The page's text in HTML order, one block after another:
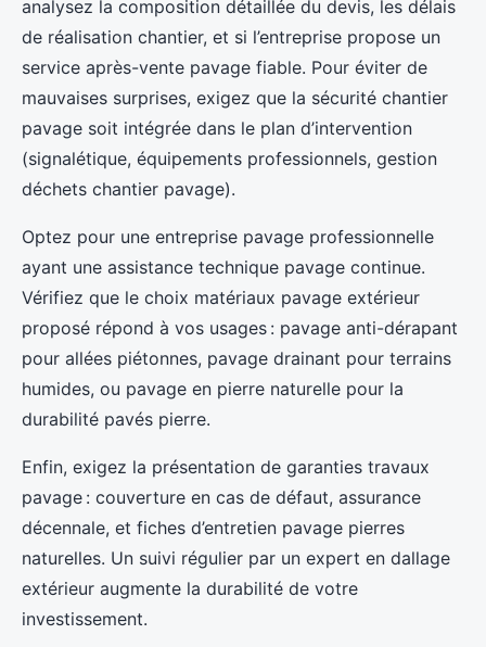
analysez la composition détaillée du devis, les délais
de réalisation chantier, et si l’entreprise propose un
service après-vente pavage fiable. Pour éviter de
mauvaises surprises, exigez que la sécurité chantier
pavage soit intégrée dans le plan d’intervention
(signalétique, équipements professionnels, gestion
déchets chantier pavage).
Optez pour une entreprise pavage professionnelle
ayant une assistance technique pavage continue.
Vérifiez que le choix matériaux pavage extérieur
proposé répond à vos usages : pavage anti-dérapant
pour allées piétonnes, pavage drainant pour terrains
humides, ou pavage en pierre naturelle pour la
durabilité pavés pierre.
Enfin, exigez la présentation de garanties travaux
pavage : couverture en cas de défaut, assurance
décennale, et fiches d’entretien pavage pierres
naturelles. Un suivi régulier par un expert en dallage
extérieur augmente la durabilité de votre
investissement.